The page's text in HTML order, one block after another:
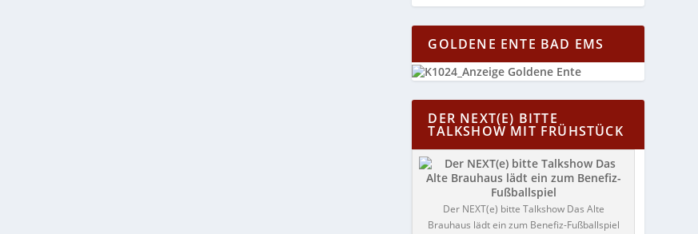
GOLDENE ENTE BAD EMS
DER NEXT(E) BITTE
TALKSHOW MIT FRÜHSTÜCK
Der NEXT(e) bitte Talkshow Das Alte
Brauhaus lädt ein zum Benefiz-Fußballspiel